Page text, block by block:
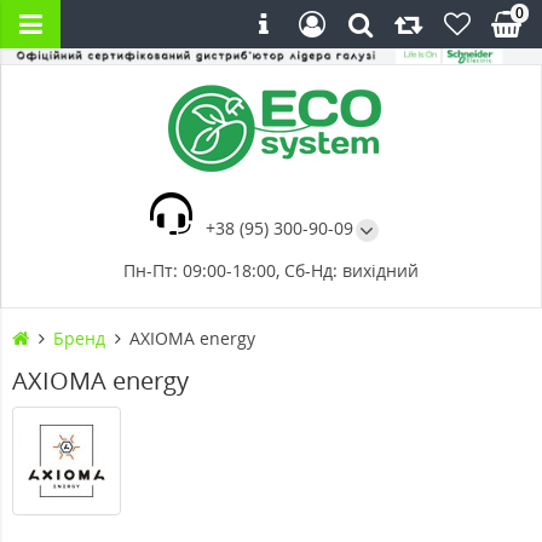
+38 (95) 300-90-09
Пн-Пт: 09:00-18:00, Сб-Нд: вихідний
0
Бренд AXIOMA energy
AXIOMA energy